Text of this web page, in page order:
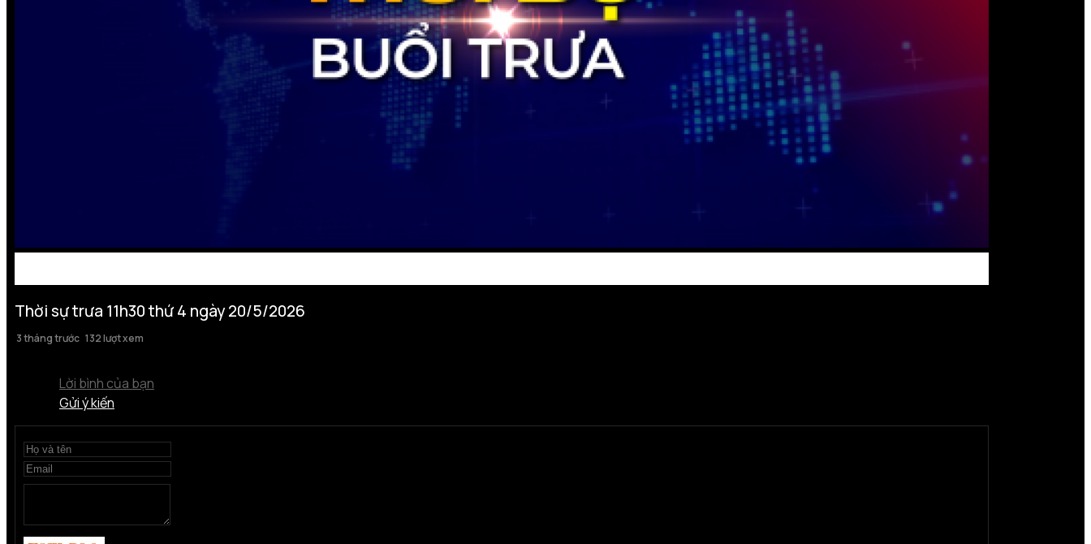
Thời sự trưa 11h30 thứ 4 ngày 20/5/2026
3 tháng trước 132 lượt xem
Lời bình của bạn
Gửi ý kiến